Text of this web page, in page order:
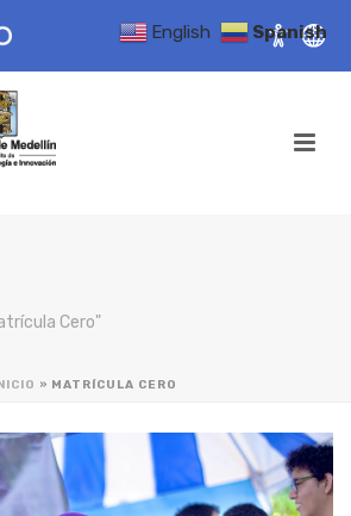
Cero"
» MATRÍCULA CERO
English Spanish